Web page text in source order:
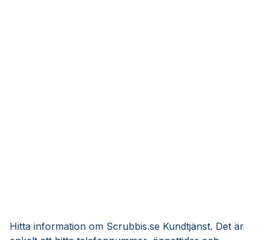
Hitta information om Scrubbis.se Kundtjänst. Det är